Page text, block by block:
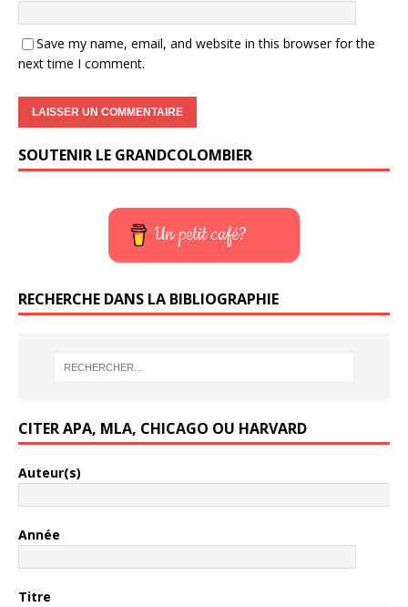
Save my name, email, and website in this browser for the
next time I comment.
SOUTENIR LE GRANDCOLOMBIER
Un petit café?
RECHERCHE DANS LA BIBLIOGRAPHIE
CITER APA, MLA, CHICAGO OU HARVARD
Auteur(s)
Année
Titre